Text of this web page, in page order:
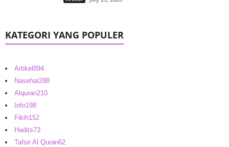
KATEGORI YANG POPULER
Artikel 894
Nasehat288
Alquran210
Info198
Fikih152
Hadits73
Tafsir Al Quran62